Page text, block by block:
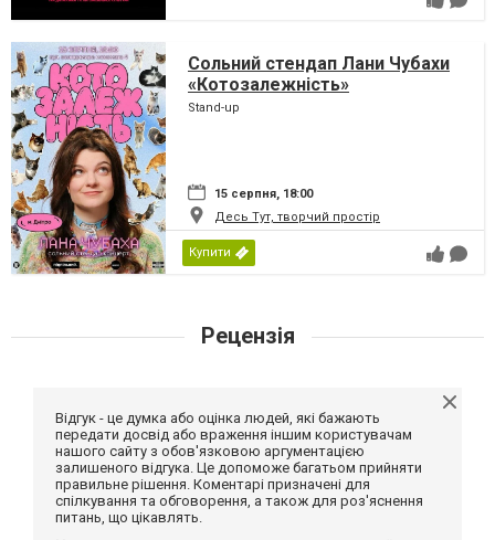
Сольний стендап Лани Чубахи
«Котозалежність»
Stand-up
15 серпня, 18:00
Десь Тут, творчий простір
Купити
Рецензія
Відгук - це думка або оцінка людей, які бажають
передати досвід або враження іншим користувачам
нашого сайту з обов'язковою аргументацією
залишеного відгука. Це допоможе багатьом прийняти
правильне рішення. Коментарі призначені для
спілкування та обговорення, а також для роз'яснення
питань, що цікавлять.